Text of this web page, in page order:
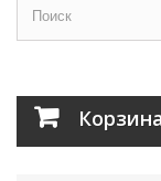
Корзина